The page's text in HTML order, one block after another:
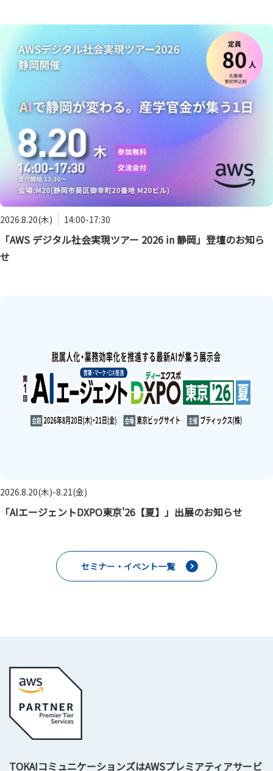
2026.8.20(木) 14:00-17:30
「AWS デジタル社会実現ツアー 2026 in 静岡」登壇のお知ら
せ
2026.8.20(木)-8.21(金)
「AIエージェントDXPO東京'26【夏】」出展のお知らせ
セミナー・イベント一覧
TOKAIコミュニケーションズはAWSプレミアティアサービ